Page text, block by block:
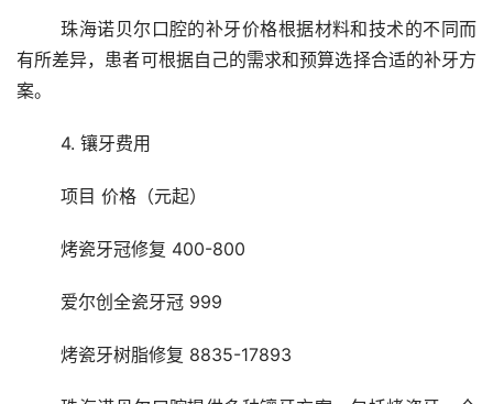
	珠海诺贝尔口腔的补牙价格根据材料和技术的不同而
有所差异，患者可根据自己的需求和预算选择合适的补牙方
案。
	4. 镶牙费用
	项目 价格（元起）
	烤瓷牙冠修复 400-800
	爱尔创全瓷牙冠 999
	烤瓷牙树脂修复 8835-17893